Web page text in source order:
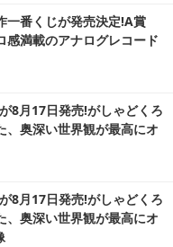
一番くじが発売決定!A賞
感満載のアナログレコード
8月17日発売!がしゃどくろ
、奥深い世界観が最高にオ
8月17日発売!がしゃどくろ
、奥深い世界観が最高にオ